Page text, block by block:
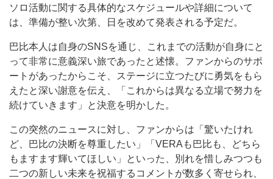
ソロ活動に関する具体的なスケジュールや詳細について
は、準備が整い次第、日を改めて発表される予定だ。
巴比本人は自身のSNSを通じ、これまでの活動が自身にと
って非常に意義深い旅であったと述懐。ファンからのサポ
ートがあったからこそ、ステージに立つたびに勇気をもら
えたと深い謝意を伝え、「これからは異なる立場で努力を
続けていきます」と決意を明かした。
この突然のニュースに対し、ファンからは「驚いたけれ
ど、巴比の決断を尊重したい」「VERAも巴比も、どちら
もますます輝いてほしい」といった、別れを惜しみつつも
二つの新しい未来を祝福するコメントが数多く寄せられ、